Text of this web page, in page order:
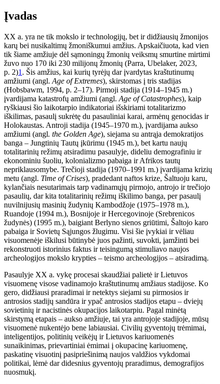
Įvadas
XX a. yra ne tik mokslo ir technologijų, bet ir didžiausių žmonijos
karų bei nusikaltimų žmoniškumui amžius. Apskaičiuota, kad vien
tik šiame amžiuje dėl sąmoningų žmonių veiksmų smurtine mirtimi
žuvo nuo 170 iki 230 milijonų žmonių (Parra, Ubelaker, 2023,
p. 2)1 . Šis amžius, kai kurių tyrėjų dar įvardytas kraštutinumų
amžiumi (angl. Age of Extremes), skirstomas į tris stadijas
(Hobsbawm, 1994, p. 2–17). Pirmoji stadija (1914–1945 m.)
įvardijama katastrofų amžiumi (angl. Age of Catastrophes), kaip
ryškiausi šio laikotarpio indikatoriai išskiriami totalitarizmo
iškilimas, pasaulį sukrėtę du pasauliniai karai, armėnų genocidas ir
Holokaustas. Antroji stadija (1945–1970 m.), įvardijama aukso
amžiumi (angl. the Golden Age), siejama su antrąja demokratijos
banga – Jungtinių Tautų įkūrimu (1945 m.), bet kartu naujų
totalitarinių režimų atsiradimu pasaulyje, dideliu demografiniu ir
ekonominiu šuoliu, kolonializmo pabaiga ir Afrikos tautų
nepriklausomybe. Trečioji stadija (1970–1991 m.) įvardijama krizių
metu (angl. Time of Crises), pradedant naftos krize, Šaltuoju karu,
kylančiais nesutarimais tarp vadinamųjų pirmojo, antrojo ir trečiojo
pasaulių, dar kita totalitarinių režimų iškilimo banga, per pasaulį
nuvilnijusių masinių žudynių Kambodžoje (1975–1978 m.),
Ruandoje (1994 m.), Bosnijoje ir Hercegovinoje (Srebrenicos
žudynės) (1995 m.), baigiant Berlyno sienos griūtimi, Šaltojo karo
pabaiga ir Sovietų Sąjungos žlugimu. Visi šie įvykiai ir vėliau
visuomenėje iškilusi būtinybė juos pažinti, suvokti, įamžinti bei
rekonstruoti istorinius faktus ir teisingumą stimuliavo naujos
archeologijos mokslo krypties – teismo archeologijos – atsiradimą.
Pasaulyje XX a. vykę procesai skaudžiai palietė ir Lietuvos
visuomenę visose vadinamojo kraštutinumų amžiaus stadijose. Ko
gero, didžiausi praradimai ir netektys siejami su pirmosios ir
antrosios stadijų sandūra ir ypač antrosios stadijos etapu – dviejų
sovietinių ir nacistinės okupacijos laikotarpiu. Pagal minėtą
skirstymą etapais – aukso amžiuje, tai yra antrojoje stadijoje, mūsų
visuomenė nukentėjo bene labiausiai. Civilių gyventojų trėmimai,
inteligentijos, politinių veikėjų ir Lietuvos kariuomenės
sunaikinimas, prievartiniai ėmimai į okupacinę kariuomenę,
paskatinę visuotinį pasipriešinimą naujos valdžios vykdomai
politikai, lėmė dar didesnius gyventojų praradimus, demografijos
nuosmukį.